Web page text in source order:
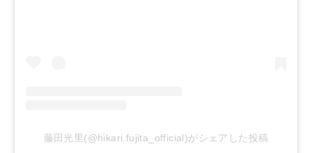
藤田光里(@hikari.fujita_official)がシェアした投稿